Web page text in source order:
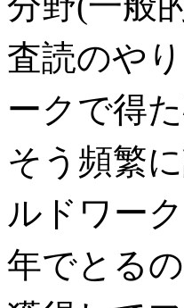
査読のや
ークで得
そう頻繁
ルドワー
年でとる